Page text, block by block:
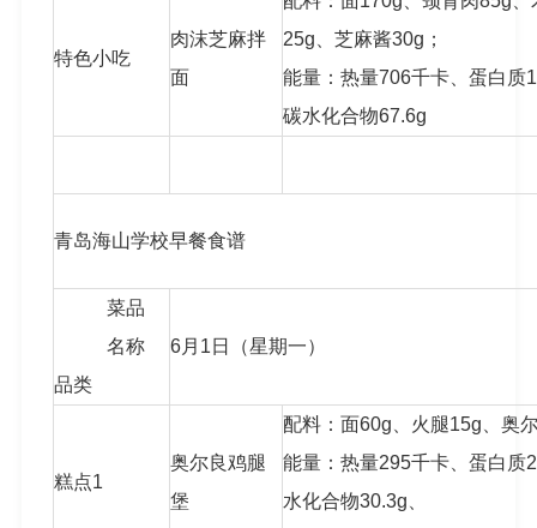
特色小吃
肉沫芝麻拌
面
25g、芝麻酱30g；
能量：热量706千卡、蛋白质
碳水化合物67.6g
青岛海山学校早餐食谱
菜品
名称
品类
6月1日（星期一）
糕点1
奥尔良鸡腿
堡
配料：面60g、火腿15g、奥
能量：热量295千卡、蛋白质
水化合物30.3g、